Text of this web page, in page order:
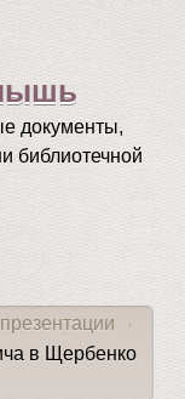
документы,
библиотечной
›
в Щербенко